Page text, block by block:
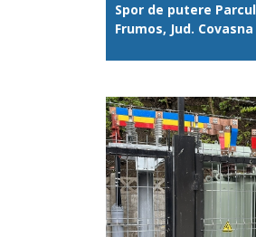
Spor de putere
Frumos, Jud. Covasna